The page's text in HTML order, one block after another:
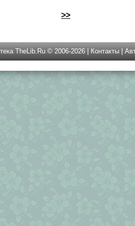
>>
TheLib.Ru © 2006-2026 | Контакты |